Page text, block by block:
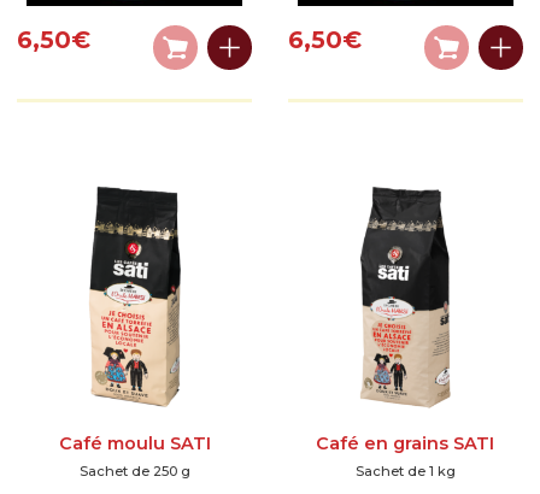
6,50€ 6,50€
Café moulu SATI
Sachet de 250 g
Café en grains SATI
Sachet de 1 kg